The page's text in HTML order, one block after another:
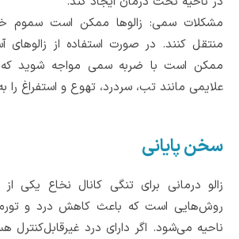
مشکلات سمی: زالوها ممکن است سموم
منتقل کنند. در صورت استفاده از زالوهای
ممکن است با ضربه سمی مواجه شوید که
علایمی مانند تب، سردرد، تهوع و استفراغ را
سخن پایانی
زالو درمانی برای تنگی کانال نخاع یکی
روش‌هایی است که باعث کاهش درد و
ناحیه می‌شود. اگر دارای درد